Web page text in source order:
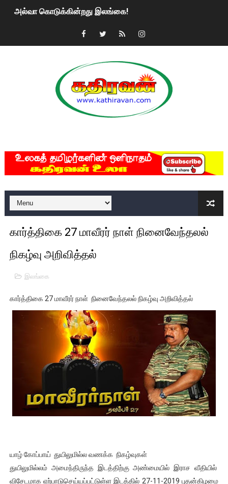
அல்வா கொடுக்கின்றது இலங்கை!
2ஆம் நாள் உக்ரைன் யுத்தம்!! எங்களைத் தனிமையில்
மகிந்த ராஜபக்சே பதவி விலக திட்டம்?
ரவுடி பேபிக்கு நடந்த தரமான சம்பவம்.. ஆபாச வீடியோக்களால்
குண்டை தூக்கிப்போட்ட ஆய்வு…. இந்தியாவின் “கோவிஷீல்டு”
யாழில் தமிழின தலைவர் பிரபாகரனின் பிறந்தநாளை
ஏர்போர்ட்டில் உதைத்த நபர் யார், என்ன நடந்தது?: உண்மையை
சீனா இலங்கையிடம் 8 மில்லியன் அமெரிக்க டொலர் நட்டஈடு
01/11/2021 Scotland ல் நடைபெறும் கண்டனப்
பாலச்சந்திரன் மற்றும் தன்னிடம் படித்த மாணவர்கள் தொடர்பில்
வர்ராரு...வர்ராரு... அண்ணாத்த : ரஜினிக்காக இலங்கை
கைது செய்யப்பட்ட இளைஞன் உயிரிழப்பு - கொதித்தெழுந்த
தடுப்பூசியை பெற்றுக் கொள்ளக் கூடிய இடங்கள்...
சிறுமியை பாலியல் வன்கொடுமை செய்த முதியவருக்கு
பிரபல நடிகை தூக்கிட்டு தற்கொலை!
ஐ.நா முன்றலில் சீரற்ற காலநிலையிலும் தமிழின அழிப்பிற்கு
கார்த்திகை 27 மாவீரர் நாள் நினைவேந்தலல்
நிகழ்வு அறிவித்தல்
இலங்கை
கார்த்திகை 27 மாவீரர் நாள் நினைவேந்தலல் நிகழ்வு அறிவித்தல்
யாழ் கோப்பாய் துயிலுமில்ல வணக்க நிகழ்வுகள்
துயிலுமில்லம் அமைந்திருந்த இடத்திற்கு அண்மையில் இராச வீதியில்
விசேடமாக ஏற்பாடுசெய்யப்பட்டுள்ள இடத்தில் 27-11-2019 புதன்கிழமை